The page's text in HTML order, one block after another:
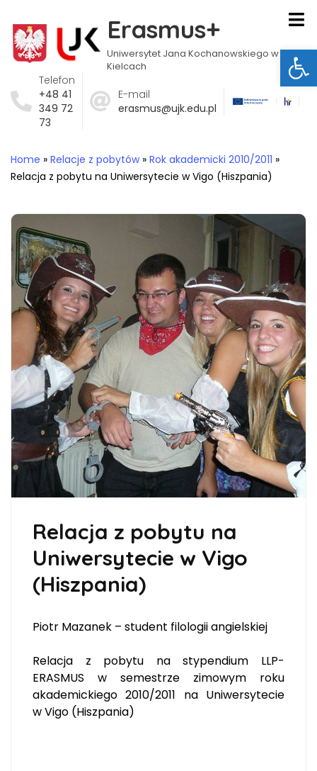
Erasmus+
Uniwersytet Jana Kochanowskiego w
Kielcach
Telefon
+48 41
349 72
73
E-mail
erasmus@ujk.edu.pl
Home » Relacje z pobytów» Rok akademicki 2010/2011 »
Relacja z pobytu na Uniwersytecie w Vigo (Hiszpania)
Relacja z pobytu na
Uniwersytecie w Vigo
(Hiszpania)
Piotr Mazanek – student filologii angielskiej
Relacja z pobytu na stypendium LLP-
ERASMUS w semestrze zimowym roku
akademickiego 2010/2011 na Uniwersytecie
w Vigo (Hiszpania)